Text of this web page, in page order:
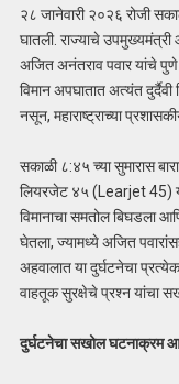
२८ जानेवारी २०२६ रोजी
घातली. राज्याचे उपमुख्यमंत्री
अजित अनंतराव पवार यांचे पुणे
विमान अपघातात अत्यंत
नसून, महाराष्ट्राच्या
सकाळी ८:४५ च्या सुमारास
लियरजेट ४५ (Learjet 45) या
विमानाचा समतोल बिघडला
घेतला, ज्यामध्ये अजित
अहवालात या दुर्घटनेचा
वाहतूक सुरक्षेचे प्रश्न यांचा
दुर्घटनेचा सखोल घटनाक्रम